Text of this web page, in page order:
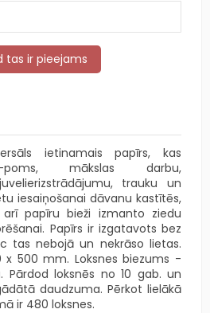
ietinamais papīrs, kas
poms, mākslas darbu,
trauku un
iesaiņošanai dāvanu kastītēs,
papīru bieži izmanto ziedu
Papīrs ir izgatavots bez
tas nebojā un nekrāso lietas.
x 500 mm. Loksnes biezums -
Pārdod loksnēs no 10 gab. un
daudzuma. Pērkot lielākā
ir 480 loksnes.